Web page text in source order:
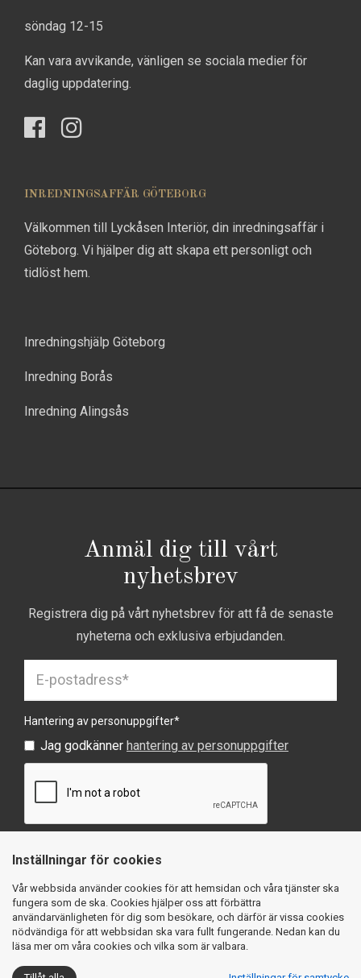
söndag 12-15
Kan vara avvikande, vänligen se sociala medier för
daglig uppdatering.
INREDNINGSAFFÄR GÖTEBORG
Välkommen till Lyckåsen Interiör, din inredningsaffär i
Göteborg. Vi hjälper dig att skapa ett personligt och
tidlöst hem.
Inredningshjälp Göteborg
Inredning Borås
Inredning Alingsås
Anmäl dig till vårt
nyhetsbrev
Registrera dig på vårt nyhetsbrev för att få de senaste
nyheterna och exklusiva erbjudanden.
Hantering av personuppgifter*
Jag godkänner hantering av personuppgifter
Inställningar för cookies
Vår webbsida använder cookies för att hemsidan och våra tjänster ska
fungera som de ska. Cookies hjälper oss att förbättra
användarvänligheten för dig som besökare, och därför är vissa cookies
nödvändiga för att webbsidan ska vara fullt fungerande. Nedan kan du
läsa mer om våra cookies och vilka som är valbara.